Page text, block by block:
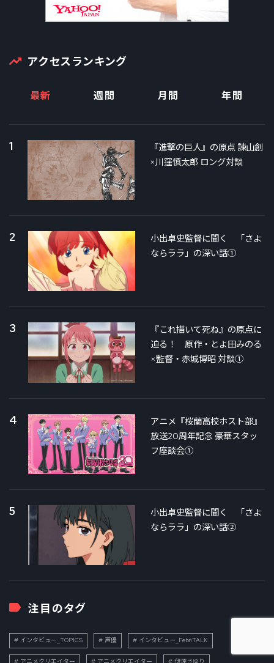
アクセスランキング
最新 週間 月間 年間
1
『進撃の巨人』の原点 諫山創
×川窪慎太郎 ロング対談
2
小出卓史監督に聞く 「さよ
ならララ」の深い話①
3
『これ描いて死ね』の原点に
迫る！ 原作・とよ田みのる
×監督・赤城博昭 対談①
4
アニメ『桜蘭高校ホスト部』
放送20周年記念 豪華スタッ
フ座談会①
5
小出卓史監督に聞く 「さよ
ならララ」の深い話②
注目のタグ
インタビュー_TOPICS 声優 インタビュー_FebriTALK